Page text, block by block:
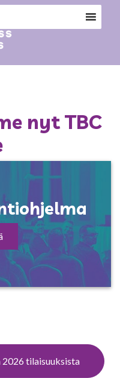
nyt TBC
2026 tilaisuuksista